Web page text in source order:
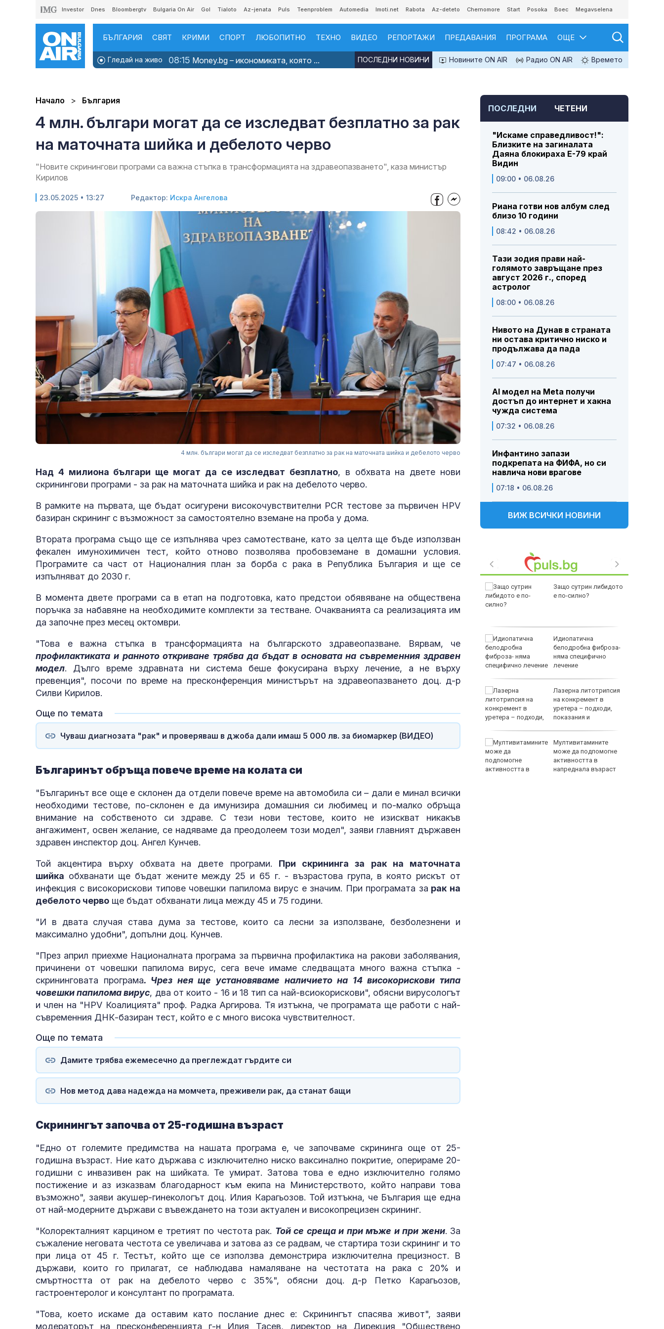
Investor Dnes Bloombergtv Bulgaria On Air Gol Tialoto Az-jenata Puls Teenproblem Automedia Imoti.net Rabota Az-deteto Chernomore Start Posoka Boec Megavselena
БЪЛГАРИЯ СВЯТ КРИМИ СПОРТ ЛЮБОПИТНО ТЕХНО ВИДЕО РЕПОРТАЖИ ПРЕДАВАНИЯ ПРОГРАМА ОЩЕ
Гледай на живо 08:15 Money.bg – икономиката, която ... Новините ON AIR Радио ON AIR Времето
ПОСЛЕДНИ НОВИНИ
Начало България
4 млн. българи могат да се изследват безплатно за рак
на маточната шийка и дебелото черво
"Новите скринингови програми са важна стъпка в трансформацията на здравеопазването", каза министър
Кирилов
23.05.2025 • 13:27 Редактор: Искра Ангелова
4 млн. българи могат да се изследват безплатно за рак на маточната шийка и дебелото черво
Над 4 милиона българи ще могат да се изследват безплатно, в обхвата на двете нови
скринингови програми - за рак на маточната шийка и рак на дебелото черво.
В рамките на първата, ще бъдат осигурени високочувствителни PCR тестове за първичен HPV
базиран скрининг с възможност за самостоятелно вземане на проба у дома.
Втората програма също ще се изпълнява чрез самотестване, като за целта ще бъде използван
фекален имунохимичен тест, който отново позволява пробовземане в домашни условия.
Програмите са част от Националния план за борба с рака в Република България и ще се
изпълняват до 2030 г.
В момента двете програми са в етап на подготовка, като предстои обявяване на обществена
поръчка за набавяне на необходимите комплекти за тестване. Очакванията са реализацията им
да започне през месец октомври.
"Това е важна стъпка в трансформацията на българското здравеопазване. Вярвам, че
профилактиката и ранното откриване трябва да бъдат в основата на съвременния здравен
модел. Дълго време здравната ни система беше фокусирана върху лечение, а не върху
превенция", посочи по време на пресконференция министърът на здравеопазването доц. д-р
Силви Кирилов.
Още по темата
Чуваш диагнозата "рак" и проверяваш в джоба дали имаш 5 000 лв. за биомаркер (ВИДЕО)
Българинът обръща повече време на колата си
"Българинът все още е склонен да отдели повече време на автомобила си – дали е минал всички
необходими тестове, по-склонен е да имунизира домашния си любимец и по-малко обръща
внимание на собственото си здраве. С тези нови тестове, които не изискват никакъв
ангажимент, освен желание, се надяваме да преодолеем този модел", заяви главният държавен
здравен инспектор доц. Ангел Кунчев.
Той акцентира върху обхвата на двете програми. При скрининга за рак на маточната
шийка обхванати ще бъдат жените между 25 и 65 г. - възрастова група, в която рискът от
инфекция с високорискови типове човешки папилома вирус е значим. При програмата за рак на
дебелото черво ще бъдат обхванати лица между 45 и 75 години.
"И в двата случая става дума за тестове, които са лесни за използване, безболезнени и
максимално удобни", допълни доц. Кунчев.
"През април приехме Националната програма за първична профилактика на ракови заболявания,
причинени от човешки папилома вирус, сега вече имаме следващата много важна стъпка -
скрининговата програма. Чрез нея ще установяваме наличието на 14 високорискови типа
човешки папилома вирус, два от които - 16 и 18 тип са най-всиокорискови", обясни вирусологът
и член на "HPV Коалицията" проф. Радка Аргирова. Тя изтъкна, че програмата ще работи с най-
съвременния ДНК-базиран тест, който е с много висока чувствителност.
Още по темата
Дамите трябва ежемесечно да преглеждат гърдите си
Нов метод дава надежда на момчета, преживели рак, да станат бащи
Скринингът започва от 25-годишна възраст
"Едно от големите предимства на нашата програма е, че започваме скрининга още от 25-
годишна възраст. Ние като държава с изключително ниско ваксинално покритие, оперираме 20-
годишни с инвазивен рак на шийката. Те умират. Затова това е едно изключително голямо
постижение и аз изказвам благодарност към екипа на Министерството, който направи това
възможно", заяви акушер-гинекологът доц. Илия Карагьозов. Той изтъкна, че България ще една
от най-модерните държави с въвеждането на този актуален и високопрецизен скрининг.
"Колоректалният карцином е третият по честота рак. Той се среща и при мъже и при жени. За
съжаление неговата честота се увеличава и затова аз се радвам, че стартира този скрининг и то
при лица от 45 г. Тестът, който ще се използва демонстрира изключителна прецизност. В
държави, които го прилагат, се наблюдава намаляване на честотата на рака с 20% и
смъртността от рак на дебелото черво с 35%", обясни доц. д-р Петко Карагьозов,
гастроентеролог и консултант по програмата.
"Това, което искаме да оставим като послание днес е: Скринингът спасява живот", заяви
модераторът на пресконференцията г-н Илия Тасев, директор на Дирекция "Обществено
ПОСЛЕДНИ ЧЕТЕНИ
"Искаме справедливост!":
Близките на загиналата
Даяна блокираха Е-79 край
Видин
09:00 • 06.08.26
Риана готви нов албум след
близо 10 години
08:42 • 06.08.26
Тази зодия прави най-
голямото завръщане през
август 2026 г., според
астролог
08:00 • 06.08.26
Нивото на Дунав в страната
ни остава критично ниско и
продължава да пада
07:47 • 06.08.26
AI модел на Meta получи
достъп до интернет и хакна
чужда система
07:32 • 06.08.26
Инфантино запази
подкрепата на ФИФА, но си
навлича нови врагове
07:18 • 06.08.26
ВИЖ ВСИЧКИ НОВИНИ
стреса по естествен
Киев: В Западна Русия
е започнало
разполагането на
севернокорейска
ракетна част
Хирошима отбеляза
81 г. от атомната
Защо сутрин либидото
е по-силно?
Идиопатична
белодробна фиброза-
няма специфично
лечение
Лазерна литотрипсия
на конкремент в
уретера – подходи,
показания и
Мултивитамините
може да подпомогне
активността в
напреднала възраст